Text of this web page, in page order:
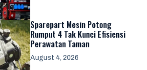
Sparepart Mesin Potong
Rumput 4 Tak Kunci Efisiensi
Perawatan Taman
August 4, 2026